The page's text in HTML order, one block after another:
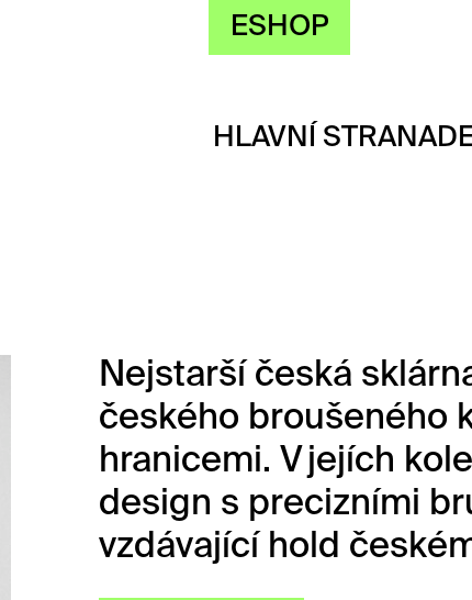
ESHOP
HLAVNÍ STRANA
Nejstarší česká
českého broušeného
hranicemi. V jejích
design s precizními
vzdávající hold